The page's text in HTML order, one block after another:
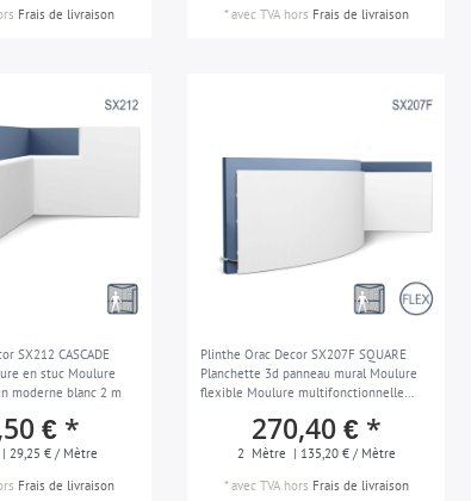
Frais de livraison
*avec TVAhors Frais de livraison
SX212 CASCADE
en stuc Moulure
moderne blanc 2 m
€ *
| 29,25 € / Mètre
Frais de livraison
Plinthe Orac Decor SX207F SQUARE
Planchette 3d panneau mural Moulure
flexible Moulure multifonctionnelle
décorative design moderne blanc 2 m
270,40 € *
2 Mètre | 135,20 € / Mètre
*avec TVAhors Frais de livraison